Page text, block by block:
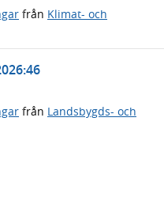
från Klimat- och
från Landsbygds- och